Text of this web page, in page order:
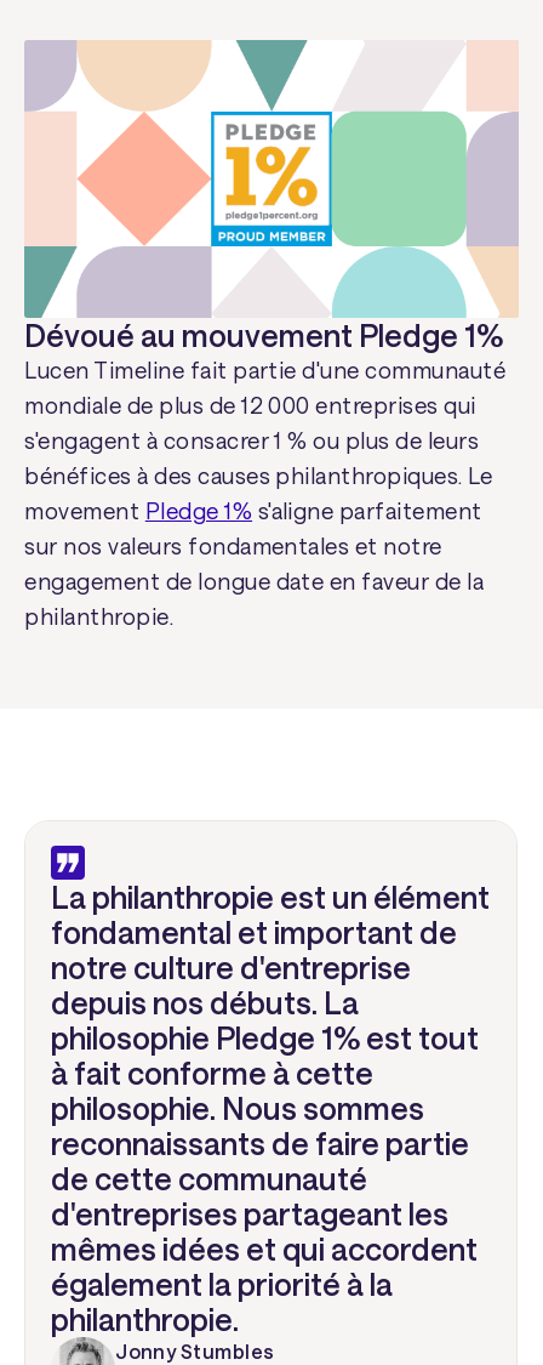
Le centre de développement de
l'enfant de Gashora est désormais
terminé, accueillant 280 élèves et
prévoyant d'en accueillir 600. Ce
centre offre des ressources vitales
telles que des agents de protection de
l'enfance et des infirmières
communautaires.
Nyagatare
La construction du centre de
Nyagatare est terminée et est
maintenant prête à accueillir 600
étudiants.
Dévoué au mouvement Pledge 1%
Lucen Timeline fait partie d'une communauté
mondiale de plus de 12 000 entreprises qui
s'engagent à consacrer 1 % ou plus de leurs
bénéfices à des causes philanthropiques. Le
movement Pledge 1% s'aligne parfaitement
sur nos valeurs fondamentales et notre
engagement de longue date en faveur de la
philanthropie.
La philanthropie est un élément
fondamental et important de
notre culture d'entreprise
depuis nos débuts. La
philosophie Pledge 1% est tout
à fait conforme à cette
philosophie. Nous sommes
reconnaissants de faire partie
de cette communauté
d'entreprises partageant les
mêmes idées et qui accordent
également la priorité à la
philanthropie.
Jonny Stumbles